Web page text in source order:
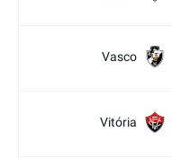
Vasco
Vitória